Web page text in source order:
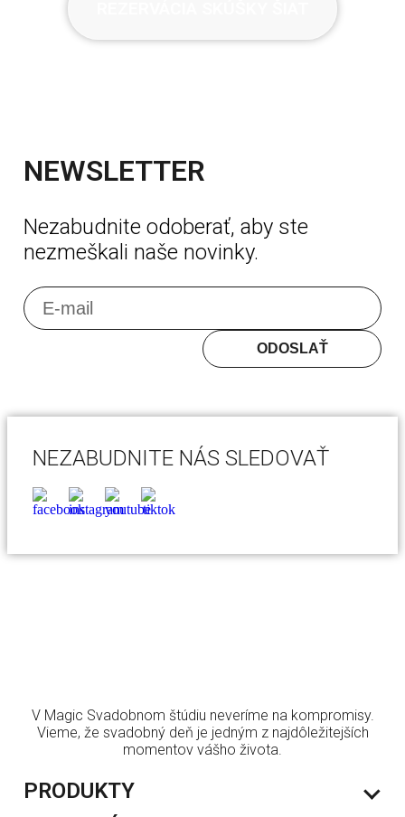
NEWSLETTER
Nezabudnite odoberať, aby ste
nezmeškali naše novinky.
ODOSLAŤ
NEZABUDNITE NÁS SLEDOVAŤ
V Magic Svadobnom štúdiu neveríme na kompromisy.
Vieme, že svadobný deň je jedným z najdôležitejších
momentov vášho života.
PRODUKTY